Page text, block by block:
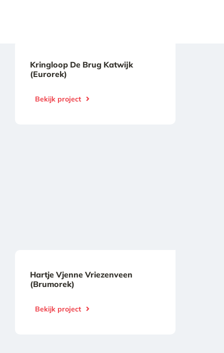
Kringloop De Brug Katwijk
(Eurorek)
Bekijk project
Hartje Vjenne Vriezenveen
(Brumorek)
Bekijk project